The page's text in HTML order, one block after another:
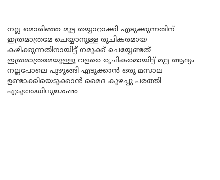
നല്ല മൊരിഞ്ഞ മുട്ട തയ്യാറാക്കി എടുക്കുന്നതിന്
ഇത്രമാത്രമേ ചെയ്യാനുള്ള രുചികരമായ
കഴിക്കുന്നതിനായിട്ട് നമുക്ക് ചെയ്യേണ്ടത്
ഇത്രമാത്രമേയുള്ളൂ വളരെ രുചികരമായിട്ട് മുട്ട ആദ്യം
നല്ലപോലെ പുഴുങ്ങി എടുക്കാൻ ഒരു മസാല
ഉണ്ടാക്കിയെടുക്കാൻ മൈദ കുഴച്ചു പരത്തി
എടുത്തതിനുശേഷം